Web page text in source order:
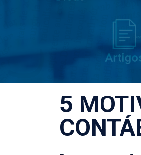
5